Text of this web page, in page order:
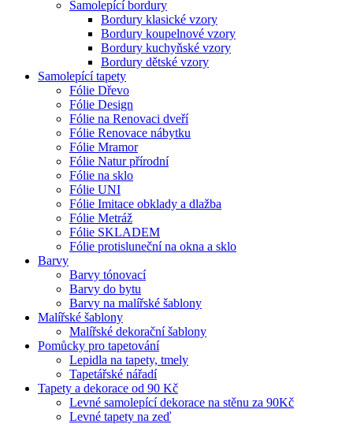
Samolepící bordury
Bordury klasické vzory
Bordury koupelnové vzory
Bordury kuchyňské vzory
Bordury dětské vzory
Samolepící tapety
Fólie Dřevo
Fólie Design
Fólie na Renovaci dveří
Fólie Renovace nábytku
Fólie Mramor
Fólie Natur přírodní
Fólie na sklo
Fólie UNI
Fólie Imitace obklady a dlažba
Fólie Metráž
Fólie SKLADEM
Fólie protisluneční na okna a sklo
Barvy
Barvy tónovací
Barvy do bytu
Barvy na malířské šablony
Malířské šablony
Malířské dekorační šablony
Pomůcky pro tapetování
Lepidla na tapety, tmely
Tapetářské nářadí
Tapety a dekorace od 90 Kč
Levné samolepící dekorace na stěnu za 90Kč
Levné tapety na zeď